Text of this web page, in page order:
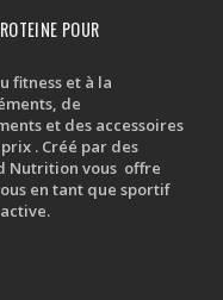
POUR
fitness et à la
de
et des accessoires
. Créé par des
Nutrition vous offre
en tant que sportif